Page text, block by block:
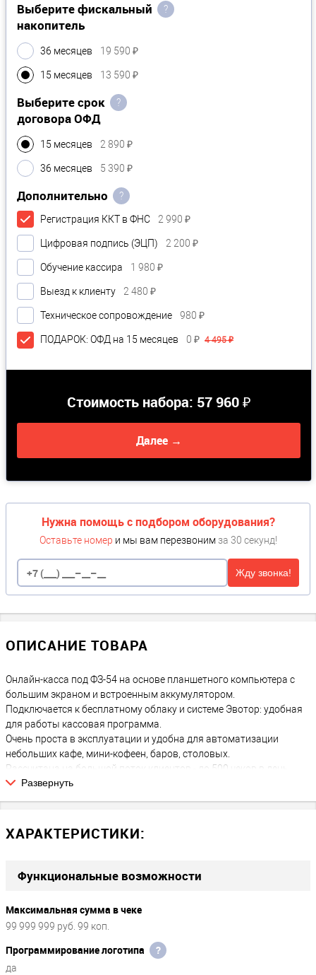
?
Выберите фискальный
накопитель
36 месяцев 19 590 ₽
15 месяцев 13 590 ₽
?
Выберите срок
договора ОФД
15 месяцев 2 890 ₽
36 месяцев 5 390 ₽
?
Дополнительно
Регистрация ККТ в ФНС 2 990 ₽
Цифровая подпись (ЭЦП) 2 200 ₽
Обучение кассира 1 980 ₽
Выезд к клиенту 2 480 ₽
Техническое сопровождение 980 ₽
ПОДАРОК: ОФД на 15 месяцев 0 ₽ 4 495 ₽
Стоимость набора: 57 960 ₽
Далее →
Нужна помощь с подбором оборудования?
Оставьте номер и мы вам перезвоним за 30 секунд!
Жду звонка!
ОПИСАНИЕ ТОВАРА
Онлайн-касса под ФЗ-54 на основе планшетного компьютера с
большим экраном и встроенным аккумулятором.
Подключается к бесплатному облаку и системе Эвотор: удобная
для работы кассовая программа.
Очень проста в эксплуатации и удобна для автоматизации
небольших кафе, мини-кофеен, баров, столовых.
Рассчитана на большой поток клиентов - до 500 чеков в день.
Легко подключить: ЕГАИС, банковский терминал, сканер штрих-
кода, весы, принтер этикеток и др.
последнего поколения, созданная на основе планшета.
пробивать необходимые позиции меню можно с максимальным
Бесплатное программное обеспечение
На кассе уже установленно бесплатное программное
обеспечение, которым можно пользоваться без ограничений:
пробивать чеки, вести товароучет, заводить базу товаров,
Развернуть
ХАРАКТЕРИСТИКИ:
Функциональные возможности
Максимальная сумма в чеке
99 999 999 руб. 99 коп.
Программирование логотипа ?
да